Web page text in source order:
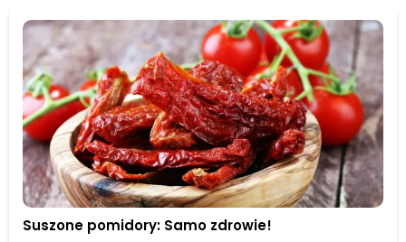
Suszone pomidory: Samo zdrowie!